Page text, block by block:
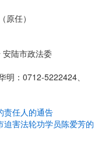
原任）
陆市政法委
明：0712-5222424、
责任人的通告
害法轮功学员陈爱芳的